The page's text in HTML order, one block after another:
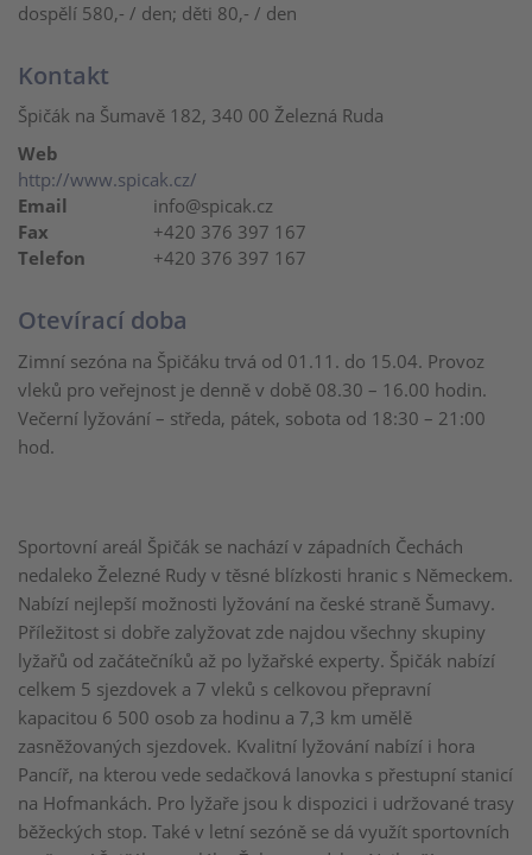
Sportovní areál Špičák se nachází v západních Čechách
nedaleko Železné Rudy v těsné blízkosti hranic s Německem.
Nabízí nejlepší možnosti lyžování na české straně Šumavy.
Příležitost si dobře zalyžovat zde najdou všechny skupiny
lyžařů od začátečníků až po lyžařské experty. Špičák nabízí
celkem 5 sjezdovek a 7 vleků s celkovou přepravní
kapacitou 6 500 osob za hodinu a 7,3 km umělě
zasněžovaných sjezdovek. Kvalitní lyžování nabízí i hora
Pancíř, na kterou vede sedačková lanovka s přestupní stanicí
na Hofmankách. Pro lyžaře jsou k dispozici i udržované trasy
běžeckých stop. Také v letní sezóně se dá využít sportovních
dospělí 580,- / den; děti 80,- / den
Kontakt
Špičák na Šumavě 182, 340 00 Železná Ruda
Web
http://www.spicak.cz/
Email
info@spicak.cz
Fax
+420 376 397 167
Telefon
+420 376 397 167
Otevírací doba
Zimní sezóna na Špičáku trvá od 01.11. do 15.04. Provoz
vleků pro veřejnost je denně v době 08.30 – 16.00 hodin.
Večerní lyžování – středa, pátek, sobota od 18:30 – 21:00
hod.